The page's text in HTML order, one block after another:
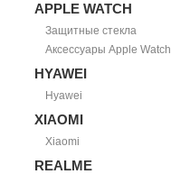
APPLE WATCH
Защитные стекла
Аксессуары Apple Watch
HYAWEI
Hyawei
XIAOMI
Xiaomi
REALME